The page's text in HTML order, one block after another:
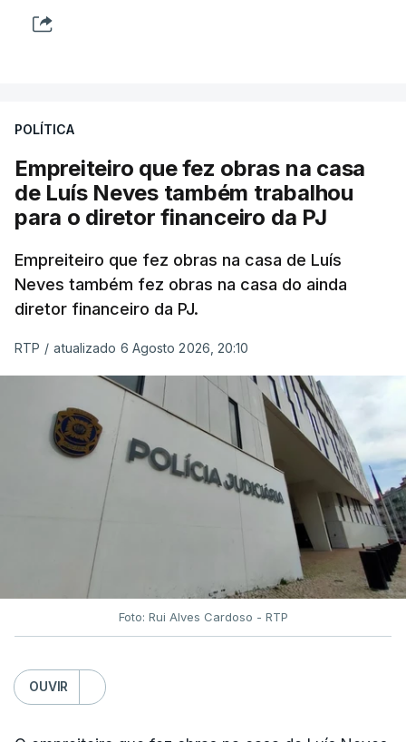
POLÍTICA
Empreiteiro que fez obras na casa
de Luís Neves também trabalhou
para o diretor financeiro da PJ
Empreiteiro que fez obras na casa de Luís
Neves também fez obras na casa do ainda
diretor financeiro da PJ.
RTP / atualizado 6 Agosto 2026, 20:10
Foto: Rui Alves Cardoso - RTP
OUVIR